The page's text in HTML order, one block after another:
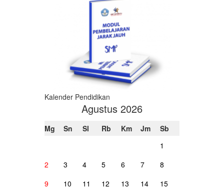
Kalender Pendidikan
Agustus 2026
Mg Sn Sl Rb Km Jm
Sb
1
2
3 4 5 6 7
8
9
10 11 12 13 14
15